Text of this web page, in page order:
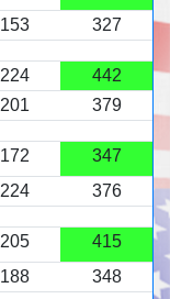
153 327
224
442
201 379
172
347
224 376
205
415
188 348